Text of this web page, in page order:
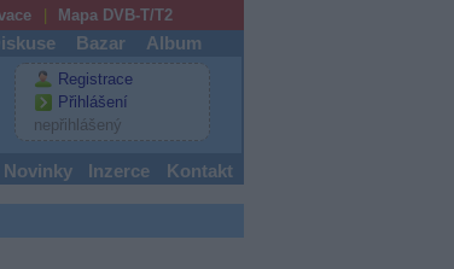
Mapa DVB-T/T2
Bazar Album
Registrace
Přihlášení
nepřihlášený
Novinky Inzerce Kontakt